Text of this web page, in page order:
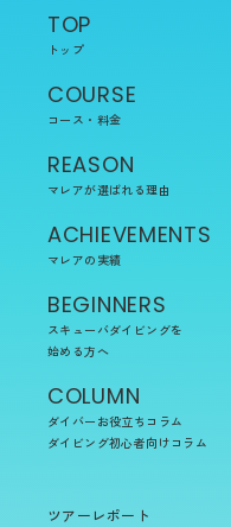
TOP
トップ
COURSE
コース・料金
REASON
マレアが選ばれる理由
ACHIEVEMENTS
マレアの実績
BEGINNERS
スキューバダイビングを
始める方へ
COLUMN
ダイバーお役立ちコラム
ダイビング初心者向けコラム
ツアーレポート